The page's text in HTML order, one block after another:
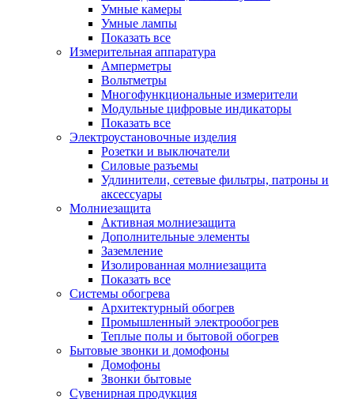
Умные камеры
Умные лампы
Показать все
Измерительная аппаратура
Амперметры
Вольтметры
Многофункциональные измерители
Модульные цифровые индикаторы
Показать все
Электроустановочные изделия
Розетки и выключатели
Силовые разъемы
Удлинители, сетевые фильтры, патроны и
аксессуары
Молниезащита
Активная молниезащита
Дополнительные элементы
Заземление
Изолированная молниезащита
Показать все
Системы обогрева
Архитектурный обогрев
Промышленный электрообогрев
Теплые полы и бытовой обогрев
Бытовые звонки и домофоны
Домофоны
Звонки бытовые
Сувенирная продукция